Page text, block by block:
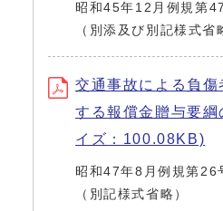
昭和45年12月例規第
（別添及び別記様式省
交通事故による負
する報償金贈与要
イズ：100.08KB)
昭和47年8月例規第
（別記様式省略）